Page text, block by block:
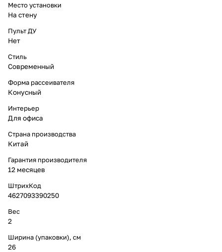
Место установки
На стену
Пульт ДУ
Нет
Стиль
Современный
Форма рассеивателя
Конусный
Интерьер
Для офиса
Страна производства
Китай
Гарантия производителя
12 месяцев
ШтрихКод
4627093390250
Вес
2
Ширина (упаковки), см
26